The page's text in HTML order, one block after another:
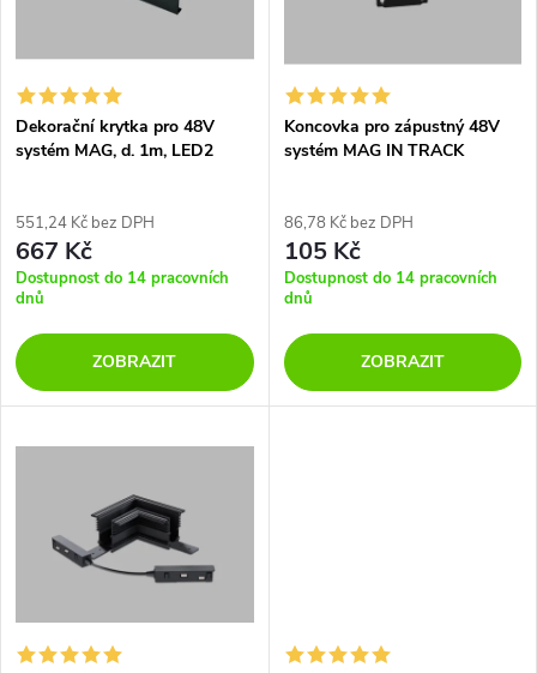
í
p
r
o
d
u
k
i
s
p
r
o
d
u
Dekorační krytka pro 48V
systém MAG, d. 1m, LED2
551,24 Kč bez DPH
667 Kč
Dostupnost do 14 pracovních
dnů
ZOBRAZIT
Koncovka pro zápustný 48V
systém MAG IN TRACK
86,78 Kč bez DPH
105 Kč
Dostupnost do 14 pracovních
dnů
ZOBRAZIT